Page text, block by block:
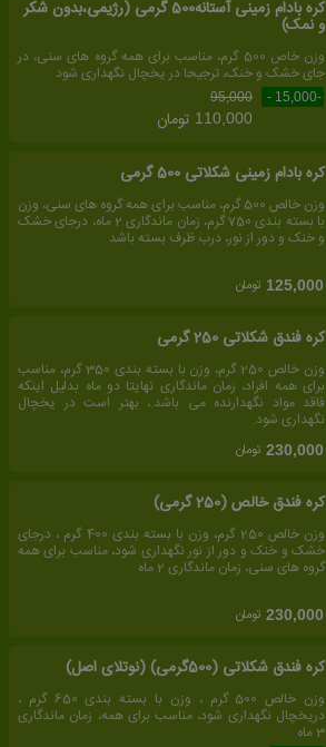
کره بادام زمینی آستانه500 گرمی (رژیمی،بدون شکر
و نمک)
وزن خاص 500 گرم، مناسب برای همه گروه های سنی، در
جای خشک و خنک، ترجیحا در یخچال نگهداری شود
-15,000 -
95,000
110,000 تومان
کره بادام زمینی شکلاتی 500 گرمی
وزن خالص 500 گرم، مناسب برای همه گروه های سنی، وزن
با بسته بندی 750 گرم، زمان ماندگاری 2 ماه، درجای خشک
و خنک و دور از نور، درب ظرف بسته باشد
125,000 تومان
کره فندق شکلاتی 250 گرمی
وزن خالص 250 گرم، وزن با بسته بندی 350 گرم، مناسب
برای همه افراد، زمان ماندگاری نهایتا دو ماه بدلیل اینکه
فاقد مواد نگهدارنده می باشد.، بهتر است در یخچال
نگهداری شود.
230,000 تومان
کره فندق خالص (250 گرمی)
وزن خالص 250 گرم، وزن با بسته بندی 400 گرم ، درجای
خشک و خنک و دور از نور نگهداری شود، مناسب برای همه
گروه های سنی، زمان ماندگاری 2 ماه
230,000 تومان
کره فندق شکلاتی (500گرمی) (نوتلای اصل)
وزن خالص 500 گرم ، وزن با بسته بندی 650 گرم ،
دریخچال نگهداری شود، مناسب برای همه، زمان ماندگاری
3 ماه